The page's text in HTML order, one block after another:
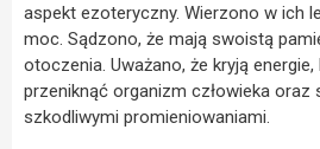
aspekt ezoteryczny. Wierzono w ich
moc. Sądzono, że mają swoistą
otoczenia. Uważano, że kryją
przeniknąć organizm człowieka oraz
szkodliwymi promieniowaniami.